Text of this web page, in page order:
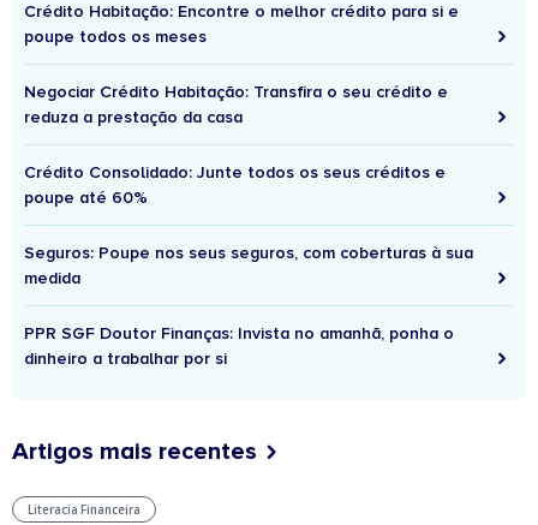
Crédito Habitação: Encontre o melhor crédito para si e
poupe todos os meses
Negociar Crédito Habitação: Transfira o seu crédito e
reduza a prestação da casa
Crédito Consolidado: Junte todos os seus créditos e
poupe até 60%
Seguros: Poupe nos seus seguros, com coberturas à sua
medida
PPR SGF Doutor Finanças: Invista no amanhã, ponha o
dinheiro a trabalhar por si
Artigos mais recentes
Literacia Financeira